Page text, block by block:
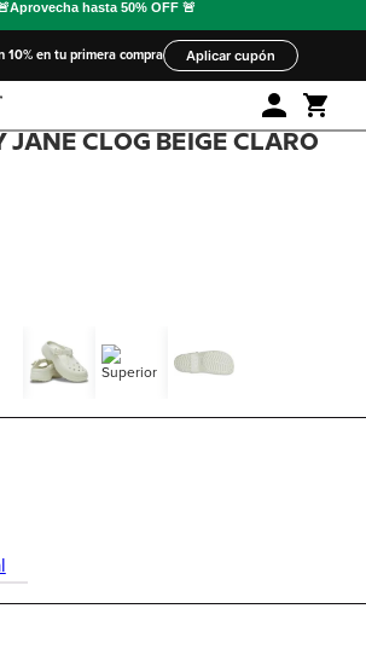
10% en tu primera compra Aplicar cupón
JANE CLOG BEIGE CLARO